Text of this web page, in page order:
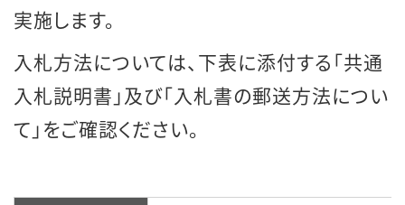
実施します。
入札方法については、下表に添付する「共通
入札説明書」及び「入札書の郵送方法につい
て」をご確認ください。